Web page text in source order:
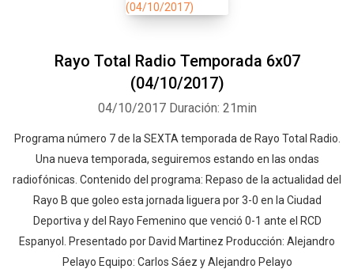
Rayo Total Radio Temporada 6x07
(04/10/2017)
04/10/2017 Duración: 21min
Programa número 7 de la SEXTA temporada de Rayo Total Radio.
Una nueva temporada, seguiremos estando en las ondas
radiofónicas. Contenido del programa: Repaso de la actualidad del
Rayo B que goleo esta jornada liguera por 3-0 en la Ciudad
Deportiva y del Rayo Femenino que venció 0-1 ante el RCD
Espanyol. Presentado por David Martinez Producción: Alejandro
Pelayo Equipo: Carlos Sáez y Alejandro Pelayo